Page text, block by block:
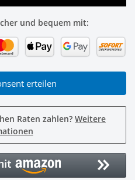
und bequem mit:
erteilen
Raten zahlen? Weitere